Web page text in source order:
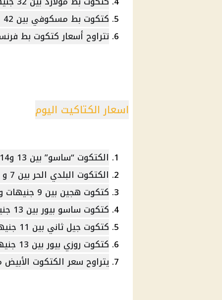
كتكوت بط مسكوفي بين 42 جنيها و 43 جنيها.
تتراوح أسعار كتكوت بط فرنساوي بين 19
اسعار الكتاكيت اليوم
الكتكوت “ساسو” بين 13 و14 جنيها.
الكتكوت البلدي الحر بين 7 و 7.5 جنيه.
كتكوت هجين بين 9 جنيهات و 10 جنيهات.
كتكوت ساسو بيور بين 13 جنيها و 14 جنيها.
كتكوت جيل ثاني بين 11 جنيهات و 12 جنيها.
كتكوت روزي بيور بين 13 جنيهات و 14 جنيها.
يتراوح سعر الكتكوت الأبيض من